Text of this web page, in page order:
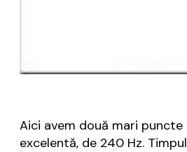
Aici avem două mari puncte
excelentă, de 240 Hz.